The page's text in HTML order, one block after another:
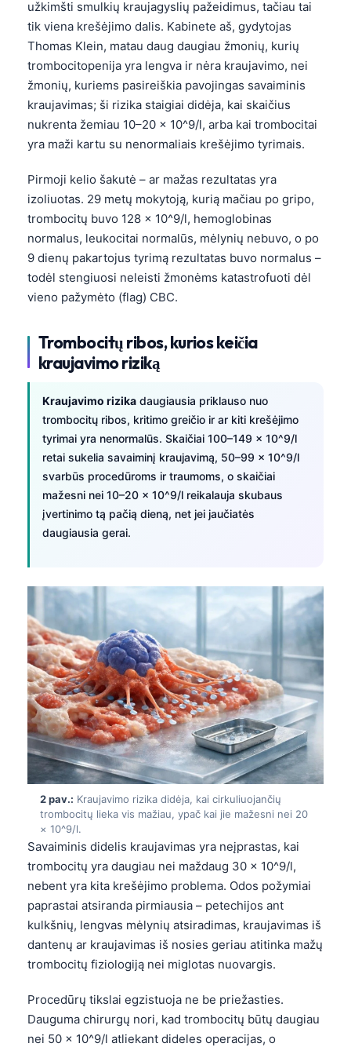
užkimšti smulkių kraujagyslių pažeidimus, tačiau tai
tik viena krešėjimo dalis. Kabinete aš, gydytojas
Thomas Klein, matau daug daugiau žmonių, kurių
trombocitopenija yra lengva ir nėra kraujavimo, nei
žmonių, kuriems pasireiškia pavojingas savaiminis
kraujavimas; ši rizika staigiai didėja, kai skaičius
nukrenta žemiau 10–20 × 10^9/l, arba kai trombocitai
yra maži kartu su nenormaliais krešėjimo tyrimais.
Pirmoji kelio šakutė – ar mažas rezultatas yra
izoliuotas. 29 metų mokytoją, kurią mačiau po gripo,
trombocitų buvo 128 × 10^9/l, hemoglobinas
normalus, leukocitai normalūs, mėlynių nebuvo, o po
9 dienų pakartojus tyrimą rezultatas buvo normalus –
todėl stengiuosi neleisti žmonėms katastrofuoti dėl
vieno pažymėto (flag) CBC.
Trombocitų ribos, kurios keičia
kraujavimo riziką
Kraujavimo rizika daugiausia priklauso nuo
trombocitų ribos, kritimo greičio ir ar kiti krešėjimo
tyrimai yra nenormalūs. Skaičiai 100–149 × 10^9/l
retai sukelia savaiminį kraujavimą, 50–99 × 10^9/l
svarbūs procedūroms ir traumoms, o skaičiai
mažesni nei 10–20 × 10^9/l reikalauja skubaus
įvertinimo tą pačią dieną, net jei jaučiatės
daugiausia gerai.
2 pav.: Kraujavimo rizika didėja, kai cirkuliuojančių
trombocitų lieka vis mažiau, ypač kai jie mažesni nei 20
× 10^9/l.
Savaiminis didelis kraujavimas yra neįprastas, kai
trombocitų yra daugiau nei maždaug 30 × 10^9/l,
nebent yra kita krešėjimo problema. Odos požymiai
paprastai atsiranda pirmiausia – petechijos ant
kulkšnių, lengvas mėlynių atsiradimas, kraujavimas iš
dantenų ar kraujavimas iš nosies geriau atitinka mažų
trombocitų fiziologiją nei miglotas nuovargis.
Procedūrų tikslai egzistuoja ne be priežasties.
Dauguma chirurgų nori, kad trombocitų būtų daugiau
nei 50 × 10^9/l atliekant dideles operacijas, o